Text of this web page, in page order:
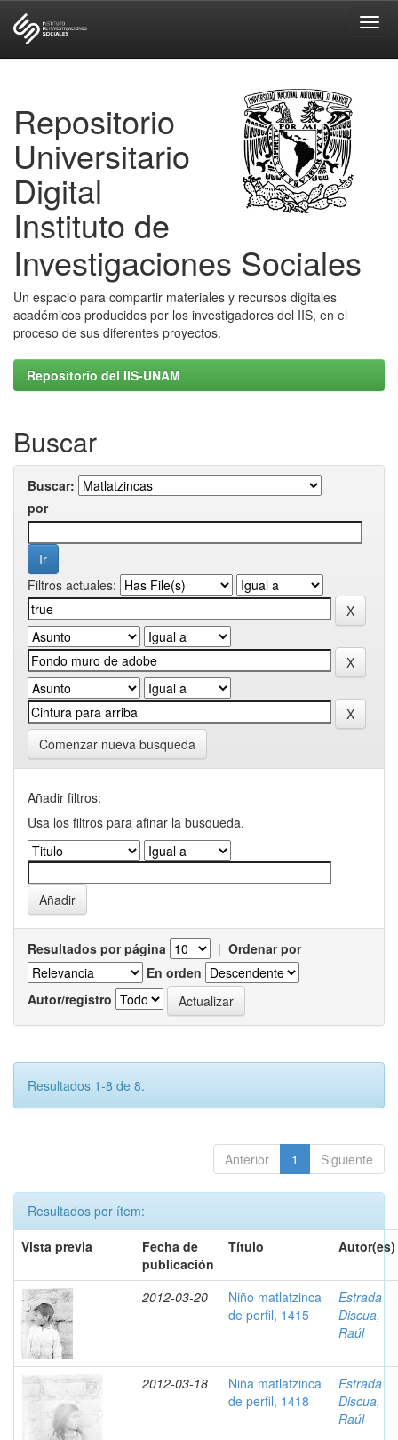
Repositorio
Universitario
Digital
Instituto de
Investigaciones Sociales
Un espacio para compartir materiales y recursos digitales
académicos producidos por los investigadores del IIS, en el
proceso de sus diferentes proyectos.
Repositorio del IIS-UNAM
Buscar
Buscar:
por
Filtros actuales:
Comenzar nueva busqueda
Añadir filtros:
Usa los filtros para afinar la busqueda.
Resultados por página | Ordenar por
En orden
Autor/registro
Resultados 1-8 de 8.
Anterior 1 Siguiente
Resultados por ítem:
Vista previa
Fecha de
publicación
Título Autor(es)
2012-03-20
Niño matlatzinca
de perfil, 1415
Estrada
Discua,
Raúl
2012-03-18
Niña matlatzinca
de perfil, 1418
Estrada
Discua,
Raúl